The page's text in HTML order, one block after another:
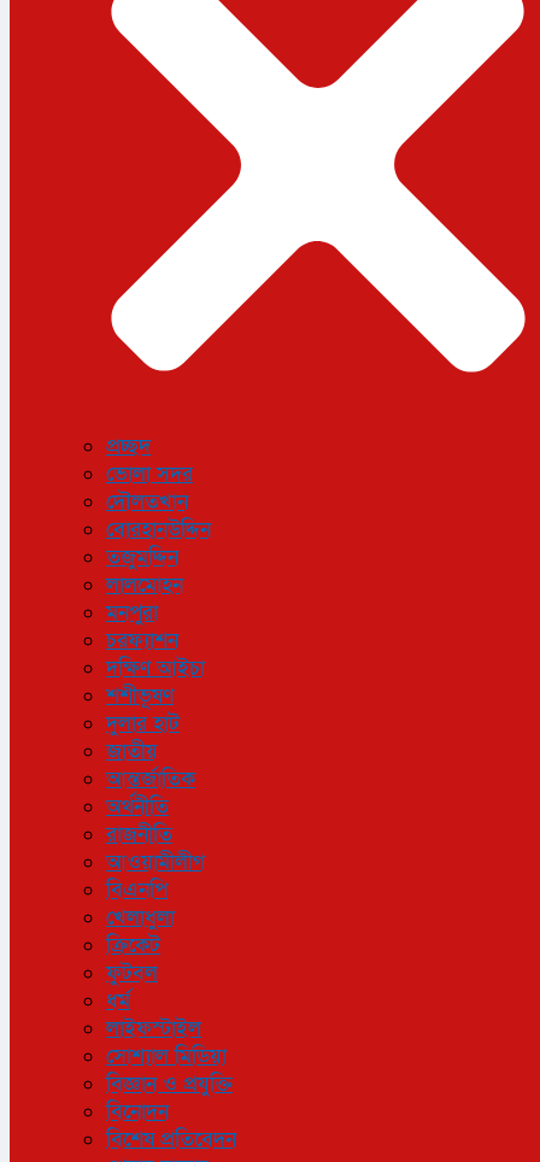
লাইফস্টাইল
সোশ্যাল মিডিয়া
বিজ্ঞান ও প্রযুক্তি
বিশেষ প্রতিবেদন
শেয়ার বাজার
বিচিত্র সংবাদ
সাক্ষাৎকার
সড়ক দুর্ঘটনা
অপরাধ
প্রচ্ছদ
ভোলা সদর
দৌলতখান
বোরহানউদ্দিন
তজুমদ্দিন
লালমোহন
মনপুরা
চরফ্যাশন
দক্ষিণ আইচা
শশীভূষণ
দুলার হাট
জাতীয়
আন্তর্জাতিক
অর্থনীতি
রাজনীতি
আওয়ামীলীগ
বিএনপি
খেলাধুলা
ক্রিকেট
ফুটবল
ধর্ম
লাইফস্টাইল
সোশ্যাল মিডিয়া
বিজ্ঞান ও প্রযুক্তি
বিনোদন
বিশেষ প্রতিবেদন